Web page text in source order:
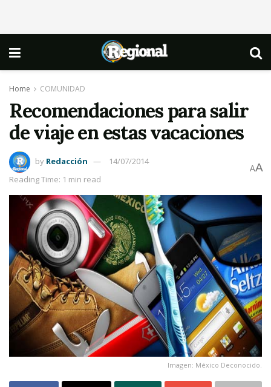
Home COMUNIDAD
Recomendaciones para salir
de viaje en estas vacaciones
by Redacción
14/07/2014
Reading Time: 1 min read
AA
Imagen: México Deconocido.